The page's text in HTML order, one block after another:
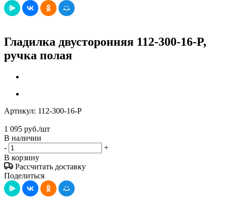
Гладилка двусторонняя 112-300-16-P,
ручка полая
Артикул: 112-300-16-P
1 095 руб./шт
В наличии
-
+
В корзину
Рассчитать доставку
Поделиться